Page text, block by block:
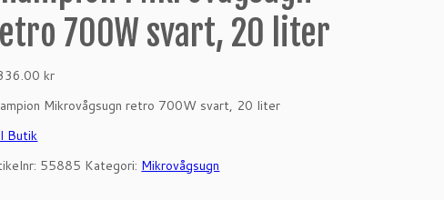
700W svart, 20 liter
kr
Mikrovågsugn retro 700W svart, 20 liter
Butik
55885 Kategori: Mikrovågsugn